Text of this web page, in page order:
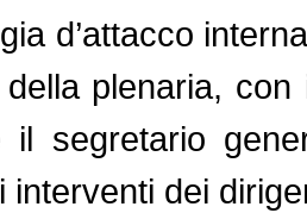
d’attacco
plenaria,
il segretario
interventi dei